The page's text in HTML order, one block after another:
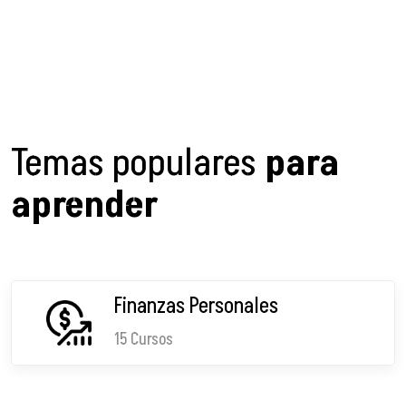
Temas populares para
aprender
Finanzas Personales
15 Cursos